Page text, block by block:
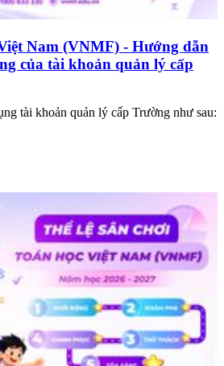
Nam (VNMF) - Hướng dẫn
của tài khoản quản lý cấp
tài khoản quản lý cấp Trường như sau: